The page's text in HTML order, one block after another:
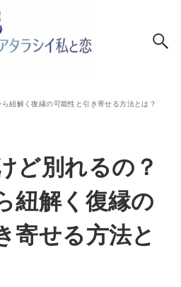
紐解く復縁の可能性と引き寄せる方法とは？
ど別れるの？
紐解く復縁の
寄せる方法と